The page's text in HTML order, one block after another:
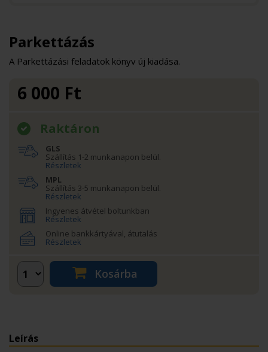
Parkettázás
A Parkettázási feladatok könyv új kiadása.
6 000 Ft
Raktáron
GLS
Szállítás 1-2 munkanapon belül.
Részletek
MPL
Szállítás 3-5 munkanapon belül.
Részletek
Ingyenes átvétel boltunkban
Részletek
Online bankkártyával, átutalás
Részletek
Kosárba
Leírás